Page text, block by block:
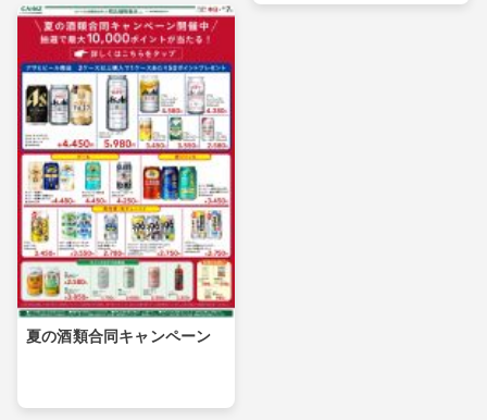
夏の酒類合同キャンペーン